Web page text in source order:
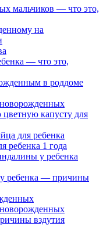
мальчиков — что это,
на
— что это,
в роддоме
капусту для
для ребенка
ребенка 1 года
у ребенка
ребенка — причины
вздутия